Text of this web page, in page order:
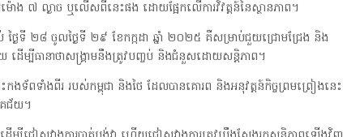
ង ៧ ល្ងាច ឬលើសពីនេះផង ដោយផ្អែកលើការវិវត្តន៍នៃស្ថានភាព។
ថ្ងៃទី ២៨ ចូលថ្ងៃទី ២៩ ខែកក្កដា ឆ្នាំ ២០២៥ គឺសម្រាប់ជួយជ្រោមជ្រែង និង
ើម្បីធានាថាសង្គ្រាមនឹងត្រូវបញ្ចប់ និងជំនួសដោយសន្តិភាព។
ទ័ពទាំងពីរ របស់កម្ពុជា និងថៃ ដែលបានគោរព និងអនុវត្តន៍កិច្ចព្រមព្រៀងនេះ
គជ័យ។